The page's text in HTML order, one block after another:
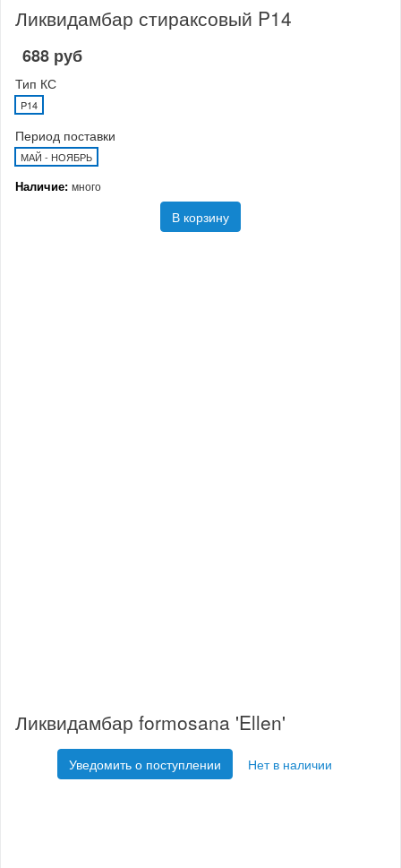
Ликвидамбар стираксовый P14
688 руб
Тип КС
P14
Период поставки
МАЙ - НОЯБРЬ
Наличие: много
В корзину
Ликвидамбар formosana 'Ellen'
Уведомить о поступлении Нет в наличии